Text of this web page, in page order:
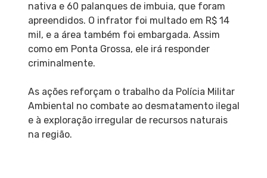
nativa e 60 palanques de imbuia, que foram
apreendidos. O infrator foi multado em R$ 14
mil, e a área também foi embargada. Assim
como em Ponta Grossa, ele irá responder
criminalmente.
As ações reforçam o trabalho da Polícia Militar
Ambiental no combate ao desmatamento ilegal
e à exploração irregular de recursos naturais
na região.